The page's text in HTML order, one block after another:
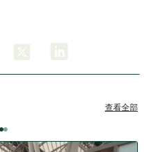
查看全部